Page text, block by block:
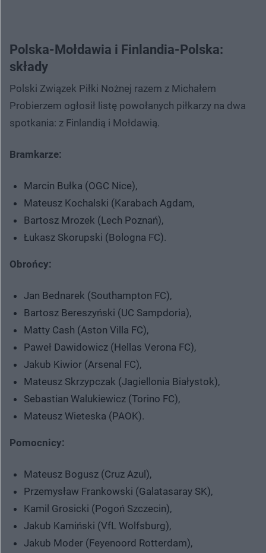
Polska-Mołdawia i Finlandia-Polska:
składy
Polski Związek Piłki Nożnej razem z Michałem
Probierzem ogłosił listę powołanych piłkarzy na dwa
spotkania: z Finlandią i Mołdawią.
Bramkarze:
Marcin Bułka (OGC Nice),
Mateusz Kochalski (Karabach Agdam,
Bartosz Mrozek (Lech Poznań),
Łukasz Skorupski (Bologna FC).
Obrońcy:
Jan Bednarek (Southampton FC),
Bartosz Bereszyński (UC Sampdoria),
Matty Cash (Aston Villa FC),
Paweł Dawidowicz (Hellas Verona FC),
Jakub Kiwior (Arsenal FC),
Mateusz Skrzypczak (Jagiellonia Białystok),
Sebastian Walukiewicz (Torino FC),
Mateusz Wieteska (PAOK).
Pomocnicy:
Mateusz Bogusz (Cruz Azul),
Przemysław Frankowski (Galatasaray SK),
Kamil Grosicki (Pogoń Szczecin),
Jakub Kamiński (VfL Wolfsburg),
Jakub Moder (Feyenoord Rotterdam),